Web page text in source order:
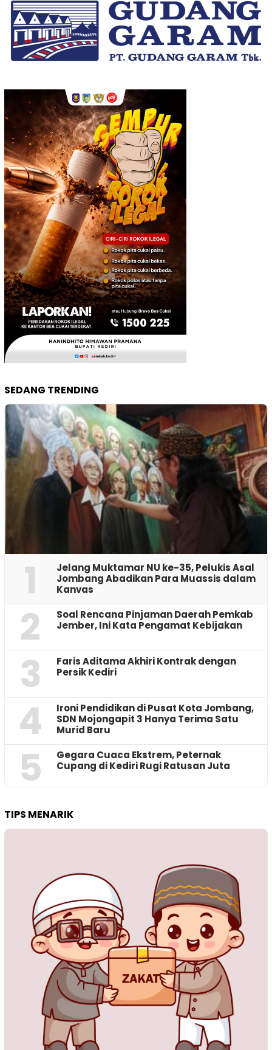
SEDANG TRENDING
1
Jelang Muktamar NU ke-35, Pelukis Asal
Jombang Abadikan Para Muassis dalam
Kanvas
2
‎Soal Rencana Pinjaman Daerah Pemkab
Jember, Ini Kata Pengamat Kebijakan ‎
3
Faris Aditama Akhiri Kontrak dengan
Persik Kediri
4
Ironi Pendidikan di Pusat Kota Jombang,
SDN Mojongapit 3 Hanya Terima Satu
Murid Baru
5
‎Gegara Cuaca Ekstrem, Peternak
Cupang di Kediri Rugi Ratusan Juta
TIPS MENARIK